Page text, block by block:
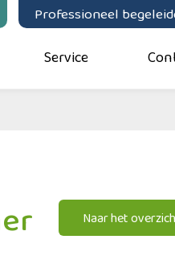
Professioneel
Service
Naar het